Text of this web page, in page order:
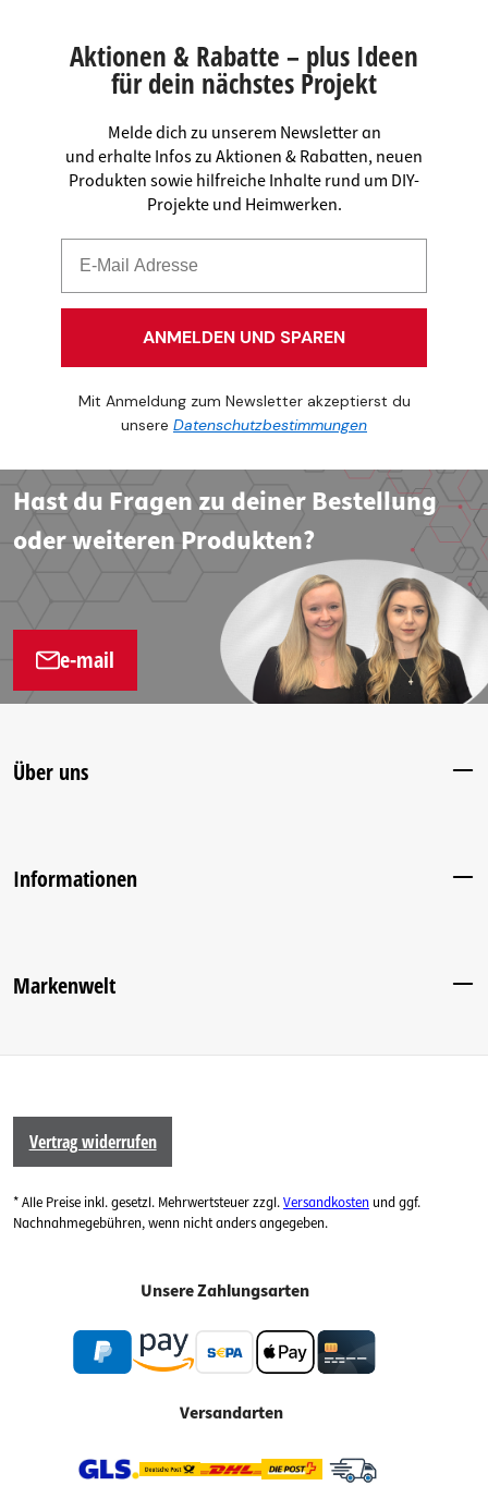
Aktionen & Rabatte – plus Ideen
für dein nächstes Projekt
Melde dich zu unserem Newsletter an
und erhalte Infos zu Aktionen & Rabatten, neuen
Produkten sowie hilfreiche Inhalte rund um DIY-
Projekte und Heimwerken.
ANMELDEN UND SPAREN
Mit Anmeldung zum Newsletter akzeptierst du
unsere Datenschutzbestimmungen
Hast du Fragen zu deiner Bestellung
oder weiteren Produkten?
e-mail
Über uns
Informationen
Markenwelt
Vertrag widerrufen
* Alle Preise inkl. gesetzl. Mehrwertsteuer zzgl.Versandkosten und ggf.
Nachnahmegebühren, wenn nicht anders angegeben.
Unsere Zahlungsarten
Versandarten